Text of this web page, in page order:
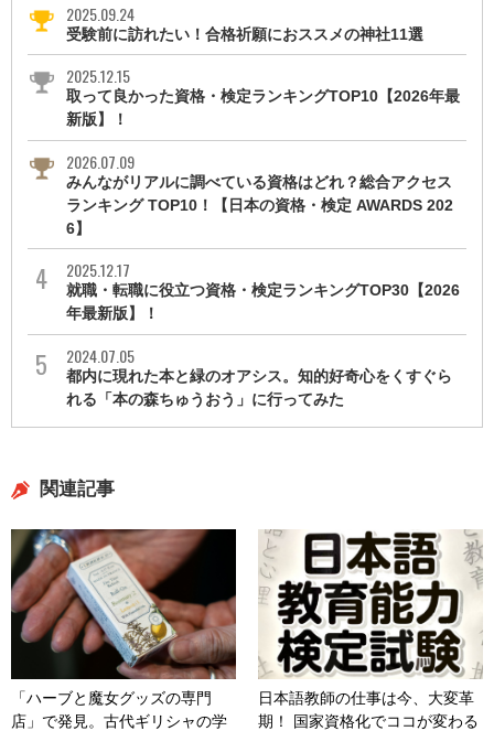
2025.09.24
受験前に訪れたい！合格祈願におススメの神社11選
2025.12.15
取って良かった資格・検定ランキングTOP10【2026年最
新版】！
2026.07.09
みんながリアルに調べている資格はどれ？総合アクセス
ランキング TOP10！【日本の資格・検定 AWARDS 202
6】
2025.12.17
就職・転職に役立つ資格・検定ランキングTOP30【2026
年最新版】！
2024.07.05
都内に現れた本と緑のオアシス。知的好奇心をくすぐら
れる「本の森ちゅうおう」に行ってみた
関連記事
「ハーブと魔女グッズの専門
店」で発見。古代ギリシャの学
日本語教師の仕事は今、大変革
期！ 国家資格化でココが変わる